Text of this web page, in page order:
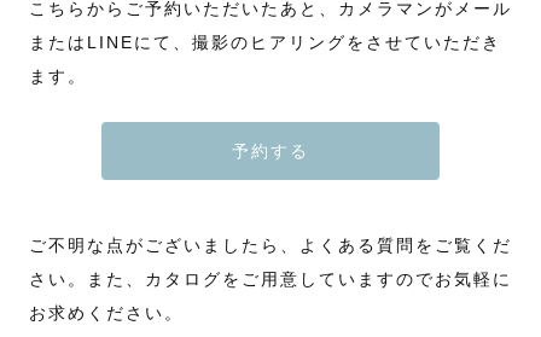
こちらからご予約いただいたあと、カメラマンがメール
またはLINEにて、撮影のヒアリングをさせていただき
ます。
予約する
ご不明な点がございましたら、よくある質問をご覧くだ
さい。また、カタログをご用意していますのでお気軽に
お求めください。